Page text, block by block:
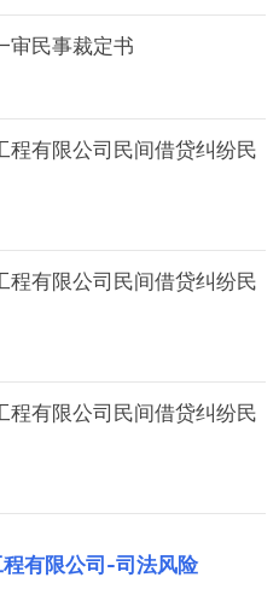
审民事裁定书
程有限公司民间借贷纠纷民
程有限公司民间借贷纠纷民
程有限公司民间借贷纠纷民
有限公司 -司法风险